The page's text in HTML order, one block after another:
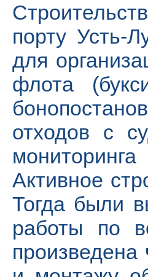
порту Усть-
для
флота
отходов с
Активное
Тогда были
работы по
произведена